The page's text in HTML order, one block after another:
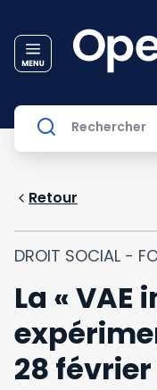
Retour
DROIT SOCIAL -
La « VAE
28 février